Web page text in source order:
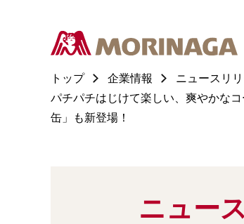
トップ 企業情報
ニュースリ
パチパチはじけて楽しい、爽やかな
缶」も新登場！
ニュー